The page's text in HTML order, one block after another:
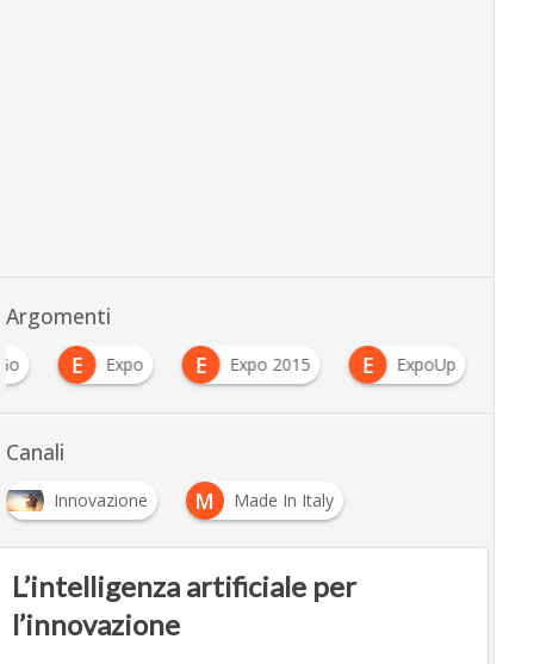
Argomenti
E Expo E Expo 2015 E ExpoUp
Canali
Innovazione M Made In Italy
L’intelligenza artificiale per
l’innovazione